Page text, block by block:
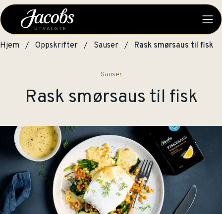
Hjem Oppskrifter Sauser Rask smørsaus til fisk
Sauser
Rask smørsaus til fisk